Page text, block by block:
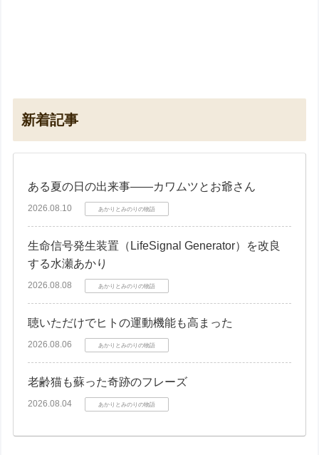
新着記事
ある夏の日の出来事――カワムツとお爺さん
2026.08.10 あかりとみのりの物語
生命信号発生装置（LifeSignal Generator）を改良
する水瀬あかり
2026.08.08 あかりとみのりの物語
聴いただけでヒトの運動機能も高まった
2026.08.06 あかりとみのりの物語
老齢猫も蘇った奇跡のフレーズ
2026.08.04 あかりとみのりの物語